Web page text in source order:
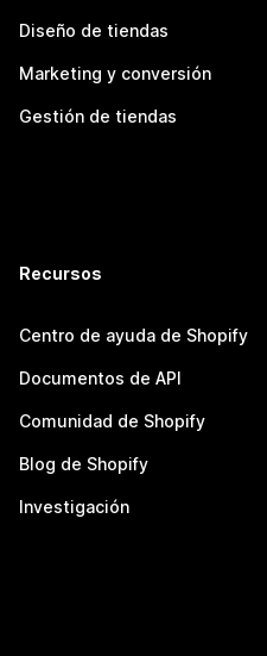
Diseño de tiendas
Marketing y conversión
Gestión de tiendas
Recursos
Centro de ayuda de Shopify
Documentos de API
Comunidad de Shopify
Blog de Shopify
Investigación